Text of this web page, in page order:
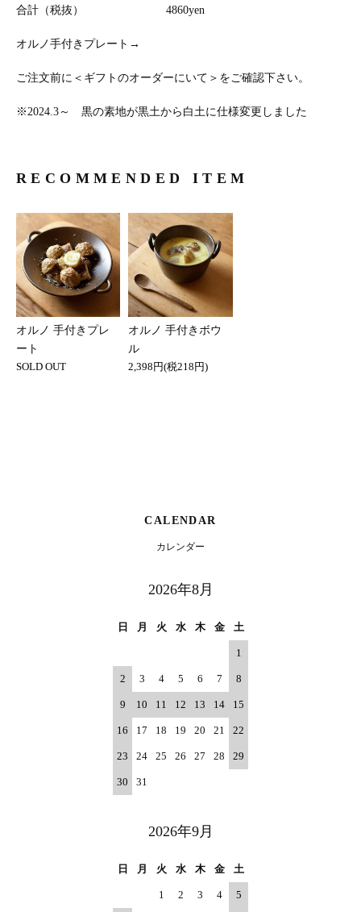
合計（税抜） 4860yen
オルノ手付きプレート →
ご注文前に＜ ギフトのオーダーにいて ＞をご確認下さい。
※2024.3～ 黒の素地が黒土から白土に仕様変更しました
RECOMMENDED ITEM
オルノ 手付きプレ
ート
SOLD OUT
オルノ 手付きボウ
ル
2,398円(税218円)
CALENDAR
カレンダー
2026年8月
日 月 火 水 木 金 土
1
2 3 4 5 6 7 8
9 10 11 12 13 14 15
16 17 18 19 20 21 22
23 24 25 26 27 28 29
30 31
2026年9月
日 月 火 水 木 金 土
1 2 3 4 5